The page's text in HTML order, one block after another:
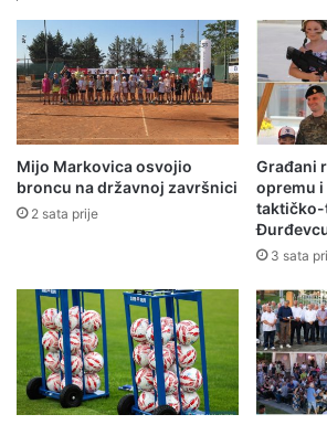
Mijo Markovica osvojio
broncu na državnoj završnici
2 sata prije
Građani
opremu i
taktičko-
3 sata